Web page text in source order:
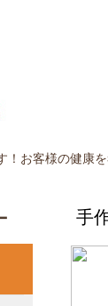
！お客様の健康
月2の期間をお休
手